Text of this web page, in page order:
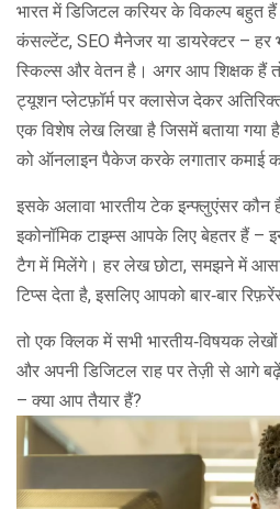
भारत में डिजिटल करियर के विकल्प बहुत
कंसल्टेंट, SEO मैनेजर या डायरेक्टर –
स्किल्स और वेतन है। अगर आप शिक्षक हैं
ट्यूशन प्लेटफ़ॉर्म पर क्लासेज देकर
एक विशेष लेख लिखा है जिसमें बताया गया
को ऑनलाइन पैकेज करके लगातार कमाई
इसके अलावा भारतीय टेक इन्फ्लुएंसर कौन
इकोनॉमिक टाइम्स आपके लिए बेहतर हैं –
टैग में मिलेंगे। हर लेख छोटा, समझने में
टिप्स देता है, इसलिए आपको बार‑बार
तो एक क्लिक में सभी भारतीय‑विषयक
और अपनी डिजिटल राह पर तेज़ी से आगे
– क्या आप तैयार हैं?